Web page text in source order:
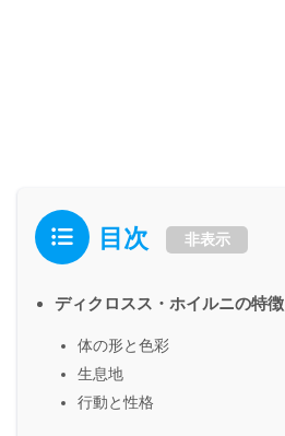
目次 非表示
ディクロスス・ホイルニの特徴
体の形と色彩
生息地
行動と性格